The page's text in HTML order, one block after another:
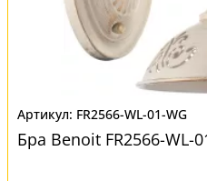
FR2566-WL-01-WG
Бра Benoit FR2566-WL-